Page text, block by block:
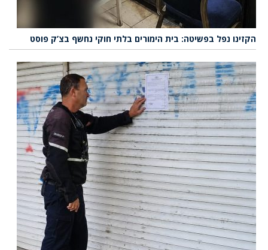
הקזינו נפל בפשיטה: בית הימורים בלתי חוקי נחשף בצ’ק פוסט